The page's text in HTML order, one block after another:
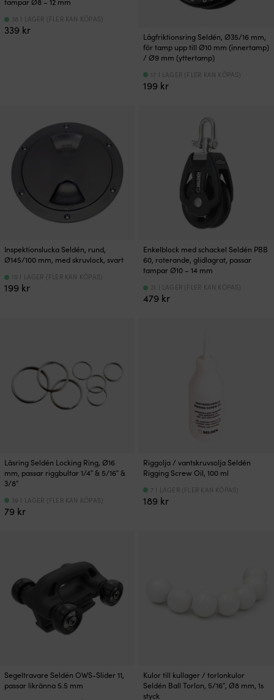
tampar Ø8 – 12 mm
339 kr
38 I LAGER (FLER KAN KÖPAS)
Lågfriktionsring Seldén, Ø35/16 mm,
för tamp upp till Ø10 mm (innertamp)
/ Ø9 mm (yttertamp)
199 kr
17 I LAGER (FLER KAN KÖPAS)
Inspektionslucka Seldén, rund,
Ø145/100 mm, med skruvlock, svart
199 kr
10 I LAGER (FLER KAN KÖPAS)
Enkelblock med schackel Seldén PBB
60, roterande, glidlagrat, passar
tampar Ø10 – 14 mm
479 kr
21 I LAGER (FLER KAN KÖPAS)
Låsring Seldén Locking Ring, Ø16
mm, passar riggbultar 1/4″ & 5/16″ &
3/8″
79 kr
39 I LAGER (FLER KAN KÖPAS)
Riggolja / vantskruvsolja Seldén
Rigging Screw Oil, 100 ml
189 kr
7 I LAGER (FLER KAN KÖPAS)
Segeltravare Seldén OWS-Slider 11,
passar likränna 5.5 mm
Kulor till kullager / torlonkulor
Seldén Ball Torlon, 5/16″, Ø8 mm, 1s
styck